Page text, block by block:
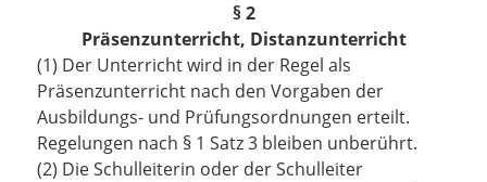
§ 2
Präsenzunterricht, Distanzunterricht
(1) Der Unterricht wird in der Regel als
Präsenzunterricht nach den Vorgaben der
Ausbildungs- und Prüfungsordnungen erteilt.
Regelungen nach § 1 Satz 3 bleiben unberührt.
(2) Die Schulleiterin oder der Schulleiter